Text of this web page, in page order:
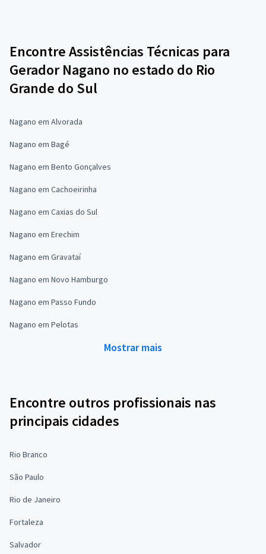
Encontre Assistências Técnicas para
Gerador Nagano no estado do Rio
Grande do Sul
Nagano em Alvorada
Nagano em Bagé
Nagano em Bento Gonçalves
Nagano em Cachoeirinha
Nagano em Caxias do Sul
Nagano em Erechim
Nagano em Gravataí
Nagano em Novo Hamburgo
Nagano em Passo Fundo
Nagano em Pelotas
Mostrar mais
Encontre outros profissionais nas
principais cidades
Rio Branco
São Paulo
Rio de Janeiro
Fortaleza
Salvador